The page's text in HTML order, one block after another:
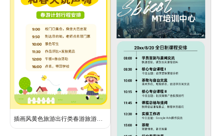
插画风黄色旅游出行类春游旅游推荐小红书封面